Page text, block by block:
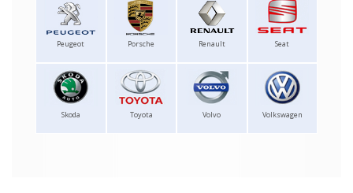
Peugeot Porsche Renault Seat
Skoda Toyota Volvo Volkswagen